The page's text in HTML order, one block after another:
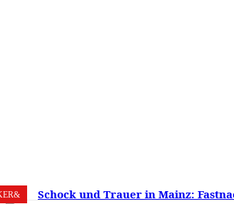
6. August 2026 22.7 Mainz
Schock und Trauer in Mainz: